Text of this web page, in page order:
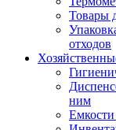
Товары
отходов
ним